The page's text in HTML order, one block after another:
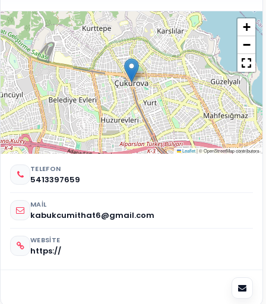
+
−
Leaflet|© OpenStreetMap contributors
TELEFON
5413397659
MAIL
kabukcumithat6@gmail.com
WEBSITE
https://